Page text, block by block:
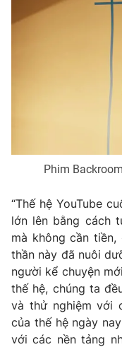
Phim
“Thế hệ YouTube
lớn lên bằng cách
mà không cần
thần này đã nuôi
người kể chuyện
thế hệ, chúng ta
và thử nghiệm với
của thế hệ ngày
với các nền tảng